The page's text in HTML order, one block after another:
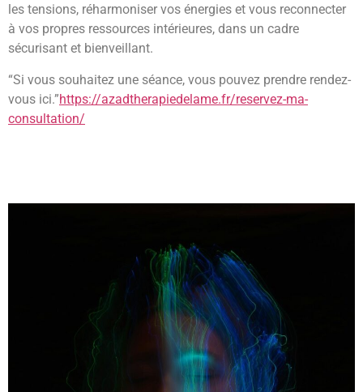
les tensions, réharmoniser vos énergies et vous reconnecter
à vos propres ressources intérieures, dans un cadre
sécurisant et bienveillant.
“Si vous souhaitez une séance, vous pouvez prendre rendez-
vous ici.”https://azadtherapiedelame.fr/reservez-ma-
consultation/